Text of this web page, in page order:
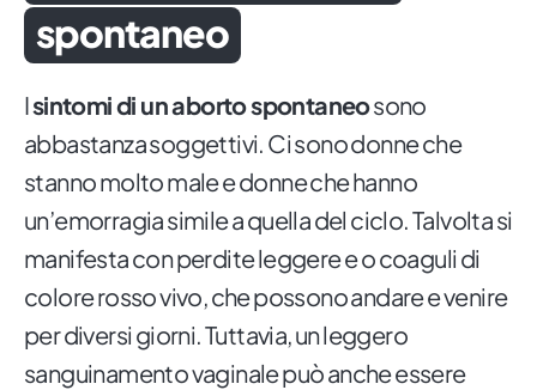
spontaneo
Isintomi di un aborto spontaneosono
abbastanza soggettivi. Ci sono donne che
stanno molto male e donne che hanno
un’emorragia simile a quella del ciclo. Talvolta si
manifesta con perdite leggere e o coaguli di
colore rosso vivo, che possono andare e venire
per diversi giorni. Tuttavia, un leggero
sanguinamento vaginale può anche essere